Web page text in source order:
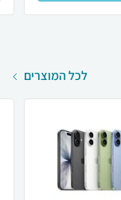
לכל המוצרים